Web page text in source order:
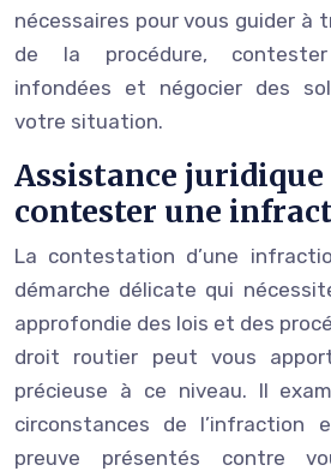
nécessaires pour vous guider à
de la procédure,
infondées et négocier des
votre situation.
Assistance
contester une
La contestation d’une
démarche délicate qui
approfondie des lois et des
droit routier peut vous
précieuse à ce niveau. Il
circonstances de l’infraction
preuve présentés contre